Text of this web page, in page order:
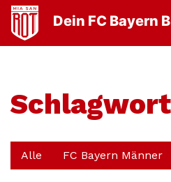
Dein FC Bayern
Alle FC Bayern Männer